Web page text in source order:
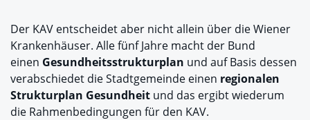
Der KAV entscheidet aber nicht allein über die Wiener
Krankenhäuser. Alle fünf Jahre macht der Bund
einen Gesundheitsstrukturplan und auf Basis dessen
verabschiedet die Stadtgemeinde einen regionalen
Strukturplan Gesundheit und das ergibt wiederum
die Rahmenbedingungen für den KAV.